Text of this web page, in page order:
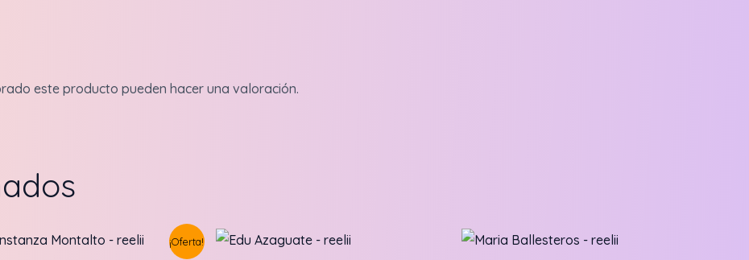
este producto pueden hacer una valoración.
¡Oferta!